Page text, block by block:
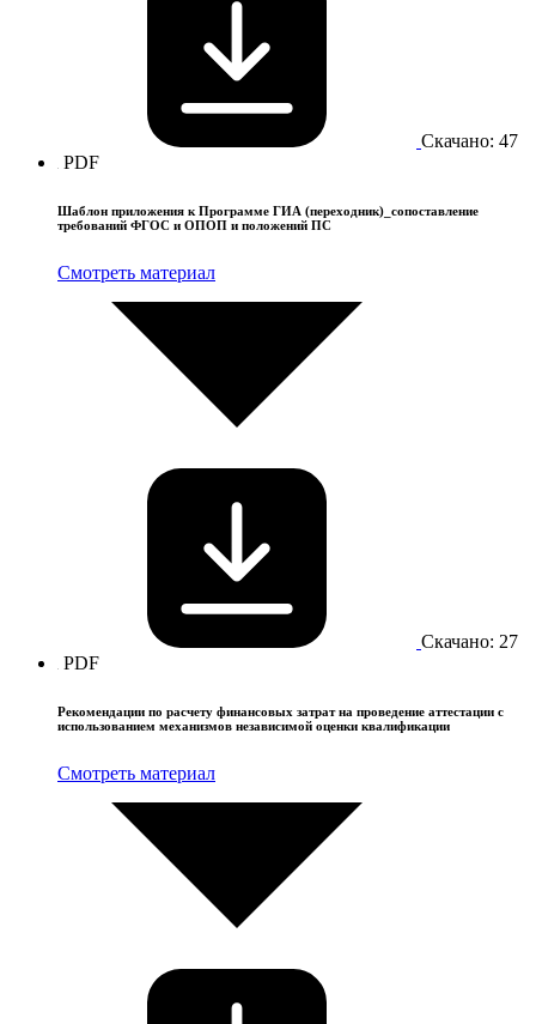
Скачано: 47
PDF
Шаблон приложения к Программе ГИА (переходник)_сопоставление
требований ФГОС и ОПОП и положений ПС
Смотреть материал
Скачано: 27
PDF
Рекомендации по расчету финансовых затрат на проведение аттестации с
использованием механизмов независимой оценки квалификации
Смотреть материал